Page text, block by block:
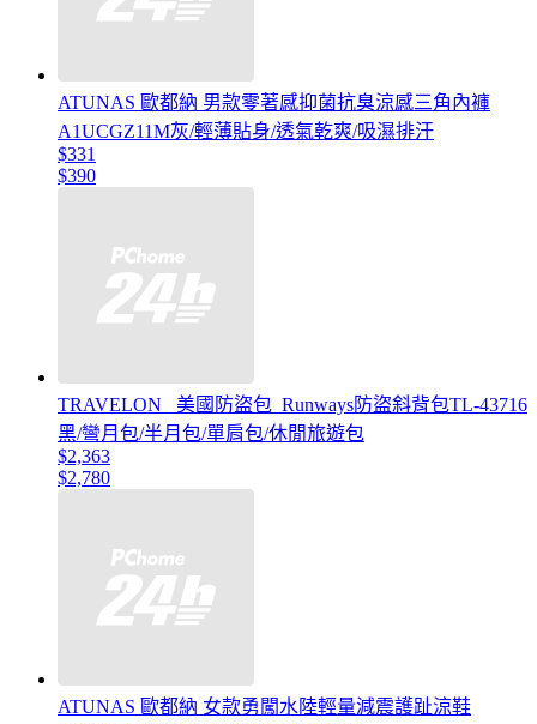
ATUNAS 歐都納 男款零著感抑菌抗臭涼感三角內褲
A1UCGZ11M灰/輕薄貼身/透氣乾爽/吸濕排汗
$331
$390
TRAVELON _美國防盜包_Runways防盜斜背包TL-43716
黑/彎月包/半月包/單肩包/休閒旅遊包
$2,363
$2,780
ATUNAS 歐都納 女款勇闖水陸輕量減震護趾涼鞋